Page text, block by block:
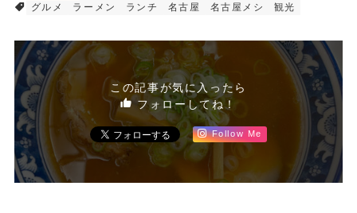
グルメ
ラーメン ランチ 名古屋 名古屋メシ 観光
この記事が気に入ったら
フォローしてね！
Follow Me